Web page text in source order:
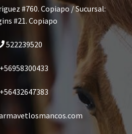
#760. Copiapo / Sucursal:
#21. Copiapo
522239520
+56958300433
+56432647383